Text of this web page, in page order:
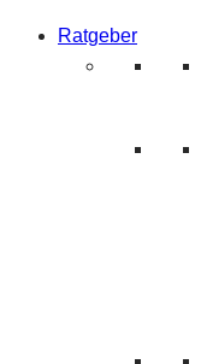
Ratgeber